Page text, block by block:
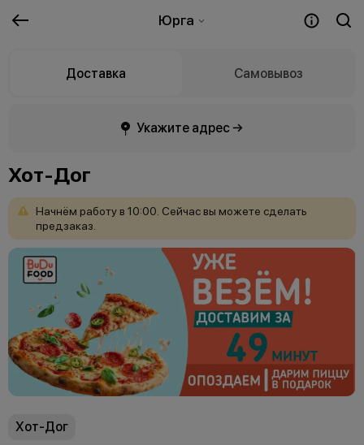
Юрга
Доставка Самовывоз
Укажите адрес →
Хот-Дог
Начнём работу в 10:00. Сейчас вы можете сделать
предзаказ.
Хот-Дог